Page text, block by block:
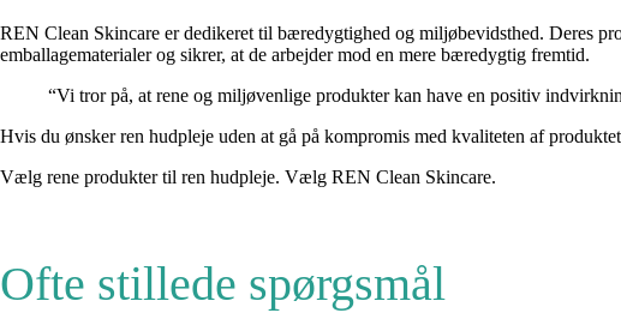
REN Clean Skincare er dedikeret til bæredygtighed og miljøbevidsthed. Deres
emballagematerialer og sikrer, at de arbejder mod en mere bæredygtig fremtid.
“Vi tror på, at rene og miljøvenlige produkter kan have en positiv
Hvis du ønsker ren hudpleje uden at gå på kompromis med kvaliteten af
Vælg rene produkter til ren hudpleje. Vælg REN Clean Skincare.
Ofte stillede spørgsmål